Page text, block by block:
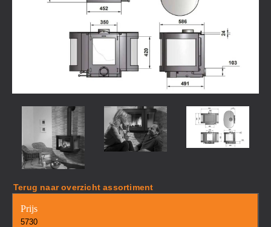
Terug naar overzicht assortiment
Prijs
5730